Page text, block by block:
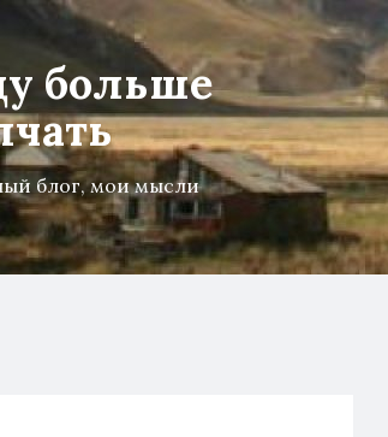
больше
блог, мои мысли